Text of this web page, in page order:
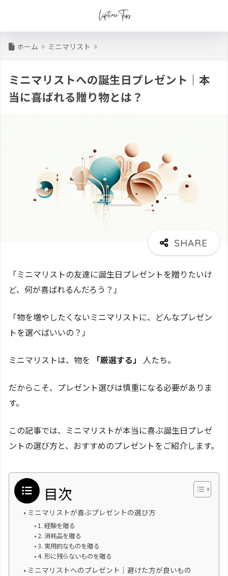
ホーム ミニマリスト
ミニマリストへの誕生日プレゼント｜本
当に喜ばれる贈り物とは？
「ミニマリストの友達に誕生日プレゼントを贈りたいけ
ど、何が喜ばれるんだろう？」
「物を増やしたくないミニマリストに、どんなプレゼン
トを選べばいいの？」
ミニマリストは、物を 「厳選する」 人たち。
だからこそ、プレゼント選びは慎重になる必要がありま
す。
この記事では、ミニマリストが本当に喜ぶ誕生日プレゼ
ントの選び方と、おすすめのプレゼントをご紹介します。
目次
ミニマリストが喜ぶプレゼントの選び方
1. 経験を贈る
2. 消耗品を贈る
3. 実用的なものを贈る
4. 形に残らないものを贈る
ミニマリストへのプレゼント｜避けた方が良いもの